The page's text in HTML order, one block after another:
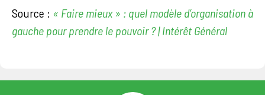
Source : « Faire mieux » : quel modèle d’organisation à
gauche pour prendre le pouvoir ? | Intérêt Général